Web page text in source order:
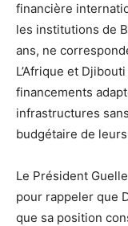
financière
les institutions de
ans, ne
L’Afrique et
financements
infrastructures
budgétaire de
Le Président
pour rappeler que
que sa position